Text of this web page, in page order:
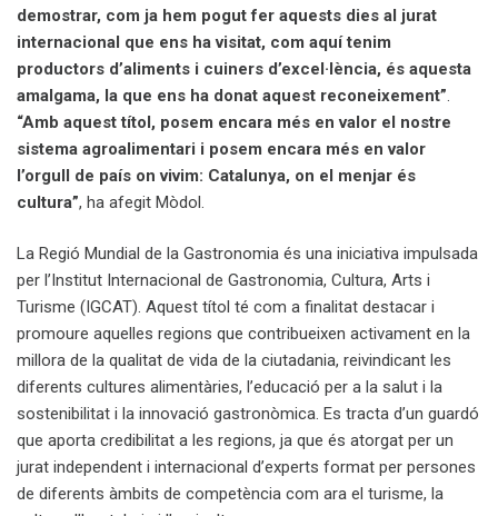
demostrar, com ja hem pogut fer aquests dies al jurat
internacional que ens ha visitat, com aquí tenim
productors d’aliments i cuiners d’excel·lència, és aquesta
amalgama, la que ens ha donat aquest reconeixement”.
“Amb aquest títol, posem encara més en valor el nostre
sistema agroalimentari i posem encara més en valor
l’orgull de país on vivim: Catalunya, on el menjar és
cultura”, ha afegit Mòdol.
La Regió Mundial de la Gastronomia és una iniciativa impulsada
per l’Institut Internacional de Gastronomia, Cultura, Arts i
Turisme (IGCAT). Aquest títol té com a finalitat destacar i
promoure aquelles regions que contribueixen activament en la
millora de la qualitat de vida de la ciutadania, reivindicant les
diferents cultures alimentàries, l’educació per a la salut i la
sostenibilitat i la innovació gastronòmica. Es tracta d’un guardó
que aporta credibilitat a les regions, ja que és atorgat per un
jurat independent i internacional d’experts format per persones
de diferents àmbits de competència com ara el turisme, la